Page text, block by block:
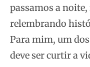
passamos a
relembrando
Para mim, um
deve ser curtir a